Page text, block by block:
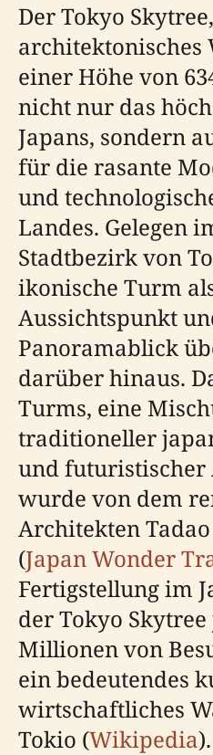
Der Tokyo
einer Höhe von
nicht nur das
Japans, sondern
für die rasante
und
Landes. Gelegen
Stadtbezirk von
ikonische Turm
Aussichtspunkt
Panoramablick
darüber hinaus.
Turms, eine
traditioneller
und futuristischer
wurde von dem
Architekten
(Japan Wonder
Fertigstellung im
der Tokyo
Millionen von
ein bedeutendes
wirtschaftliches
Tokio (Wikipedia).